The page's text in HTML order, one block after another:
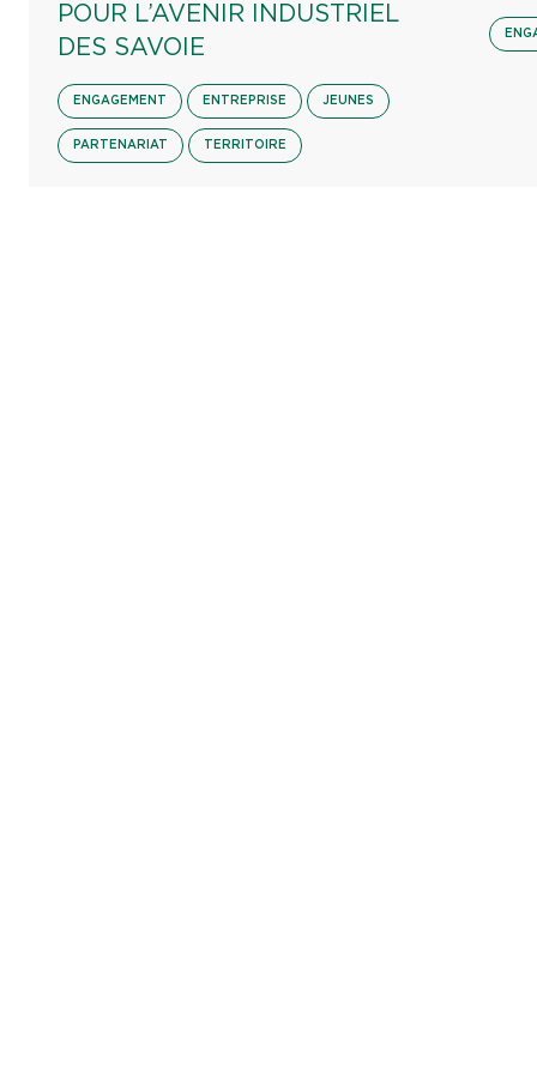
POUR L’AVENIR INDUSTRIEL
DES SAVOIE
ENGAGEMENT ENTREPRISE JEUNES
PARTENARIAT TERRITOIRE